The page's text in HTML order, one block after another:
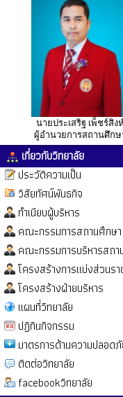
นายประเสริฐ เพ็ชร์สิงห์
ผู้อำนวยการสถานศึกษ
เกี่ยวกับวิทยาลัย
ประวัติความเป็น
วิสัยทัศน์พันธกิจ
ทำเนียบผู้บริหาร
คณะกรรมการสถานศึกษา
คณะกรรมการบริหารสถา
โครงสร้างการแบ่งส่วนรา
โครงสร้างฝ่ายบริหาร
แผนที่วิทยาลัย
ปฏิทินกิจกรรม
มาตรการด้านความปลอด
ติดต่อวิทยาลัย
facebookวิทยาลัย